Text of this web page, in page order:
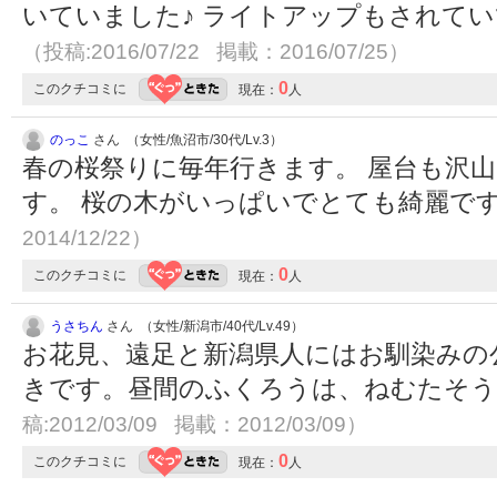
いていました♪ ライトアップもされて
（投稿:2016/07/22 掲載：2016/07/25）
このクチコミに 現在： 0人
のっこ さん （女性/魚沼市/30代/Lv.3）
春の桜祭りに毎年行きます。 屋台も沢
す。 桜の木がいっぱいでとても綺麗で
2014/12/22）
このクチコミに 現在： 0人
うさちん さん （女性/新潟市/40代/Lv.49）
お花見、遠足と新潟県人にはお馴染み
きです。昼間のふくろうは、ねむたそ
稿:2012/03/09 掲載：2012/03/09）
このクチコミに 現在： 0人